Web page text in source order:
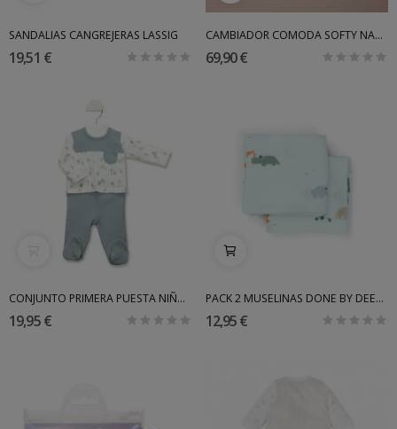
SANDALIAS CANGREJERAS LASSIG
19,51 €
CAMBIADOR COMODA SOFTY NATTOU
69,90 €
CONJUNTO PRIMERA PUESTA NIÑO BABIDU
19,95 €
PACK 2 MUSELINAS DONE BY DEER 65 X 65
12,95 €